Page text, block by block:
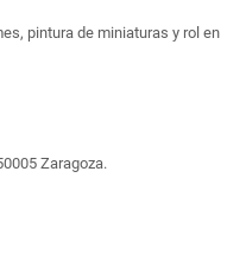
pintura de miniaturas y rol en
Zaragoza.